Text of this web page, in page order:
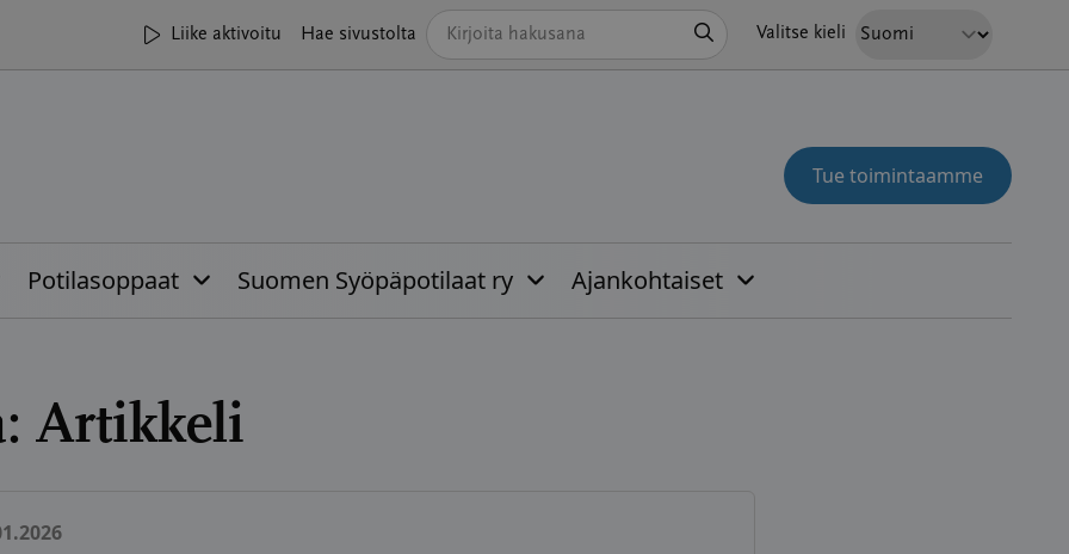
Liike aktivoitu Hae sivustolta Valitse kieli
Tue toimintaamme
Potilasoppaat Suomen Syöpäpotilaat ry Ajankohtaiset
Artikkeli